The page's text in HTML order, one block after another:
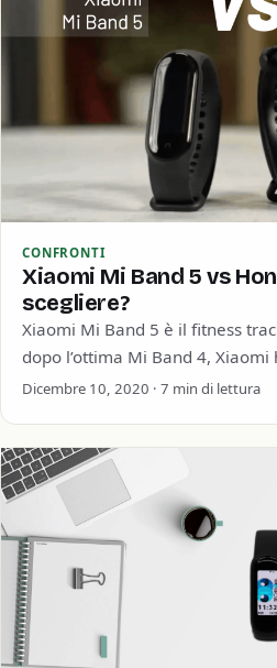
CONFRONTI
Xiaomi Mi Band 5 vs
scegliere?
Xiaomi Mi Band 5 è il fitness
dopo l’ottima Mi Band 4,
display…
Dicembre 10, 2020 · 7 min di lettura